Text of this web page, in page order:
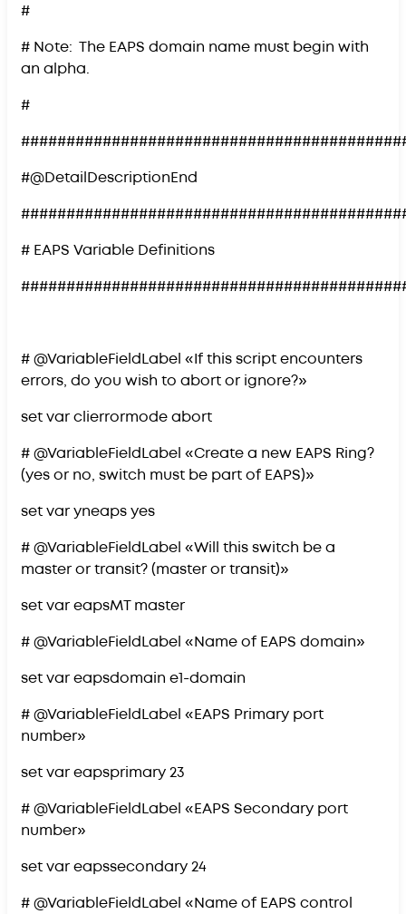
#
# Note: The EAPS domain name must begin with
an alpha.
#
#@DetailDescriptionEnd
# EAPS Variable Definitions
# @VariableFieldLabel «If this script encounters
errors, do you wish to abort or ignore?»
set var clierrormode abort
# @VariableFieldLabel «Create a new EAPS Ring?
(yes or no, switch must be part of EAPS)»
set var yneaps yes
# @VariableFieldLabel «Will this switch be a
master or transit? (master or transit)»
set var eapsMT master
# @VariableFieldLabel «Name of EAPS domain»
set var eapsdomain e1-domain
# @VariableFieldLabel «EAPS Primary port
number»
set var eapsprimary 23
# @VariableFieldLabel «EAPS Secondary port
number»
set var eapssecondary 24
# @VariableFieldLabel «Name of EAPS control